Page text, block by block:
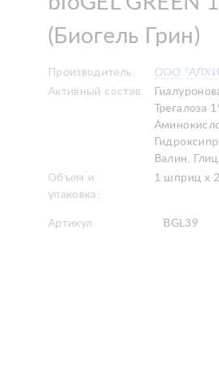
(Биогель Грин)
Производитель:
ООО
Активный состав:
Трегалоза
Валин,
Объем и
упаковка:
1 шприц х
Артикул: BGL39